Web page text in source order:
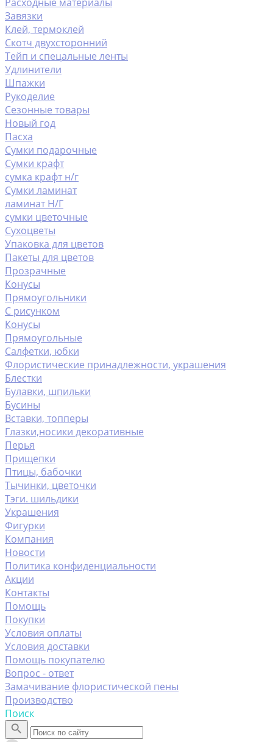
Завязки
Клей, термоклей
Скотч двухсторонний
Тейп и спецальные ленты
Удлинители
Шпажки
Рукоделие
Сезонные товары
Новый год
Пасха
Сумки подарочные
Сумки крафт
сумка крафт н/г
Сумки ламинат
ламинат Н/Г
сумки цветочные
Сухоцветы
Упаковка для цветов
Пакеты для цветов
Прозрачные
Конусы
Прямоугольники
С рисунком
Конусы
Прямоугольные
Салфетки, юбки
Флористические принадлежности, украшения
Блестки
Булавки, шпильки
Бусины
Вставки, топперы
Глазки,носики декоративные
Перья
Прищепки
Птицы, бабочки
Тычинки, цветочки
Тэги. шильдики
Украшения
Фигурки
Компания
Новости
Политика конфиденциальности
Акции
Контакты
Помощь
Покупки
Условия оплаты
Условия доставки
Помощь покупателю
Вопрос - ответ
Замачивание флористической пены
Производство
Поиск